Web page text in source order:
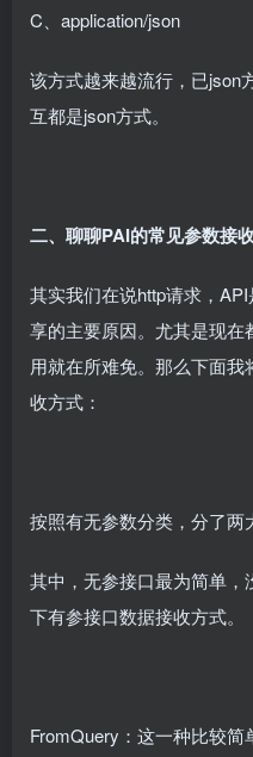
C、application/json
该方式越来越流行，已json
互都是json方式。
二、聊聊PAI的常见参数接
其实我们在说http请求，
享的主要原因。尤其是现
用就在所难免。那么下面
收方式：
按照有无参数分类，分了两
其中，无参接口最为简单
下有参接口数据接收方式。
FromQuery：这一种比较